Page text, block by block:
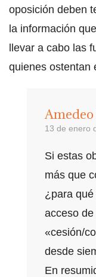
oposición deben
la información
llevar a cabo las
quienes ostentan
13 de enero
Si estas
más que
¿para qué
acceso
«cesión/
desde
En